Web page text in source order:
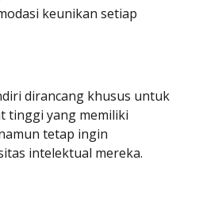
keunikan setiap
dirancang khusus untuk
tinggi yang memiliki
tetap ingin
intelektual mereka.